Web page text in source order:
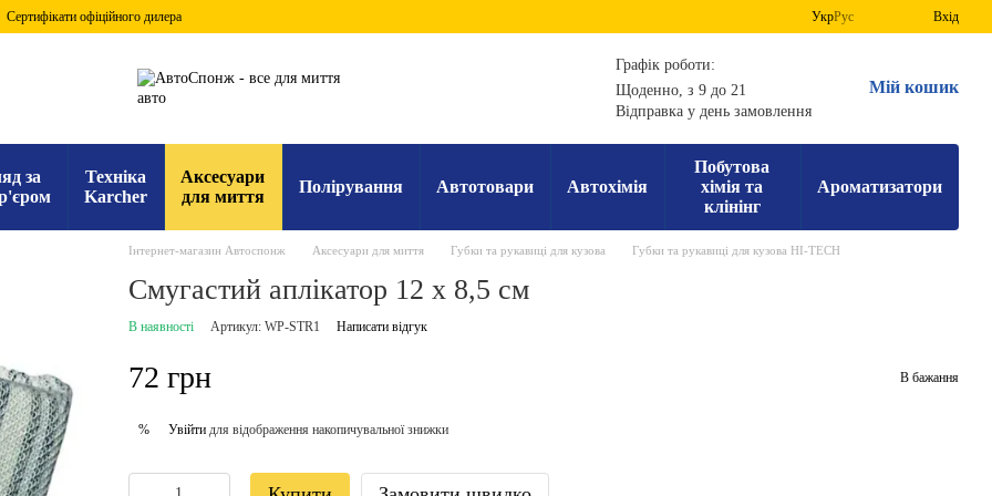
Сертифікати офіційного дилера УкрРус Вхід
Графік роботи:
Щоденно, з 9 до 21
Відправка у день замовлення
Мій кошик
за
Техніка
Karcher
Аксесуари
для миття
Полірування Автотовари Автохімія
Побутова
хімія та
клінінг
Ароматизатори
Інтернет-магазин Автоспонж Аксесуари для миття Губки та рукавиці для кузова Губки та рукавиці для кузова HI-TECH
Смугастий аплікатор 12 х 8,5 см
В наявності Артикул: WP-STR1 Написати відгук
72 грн В бажання
% Увійтидля відображення накопичувальної знижки